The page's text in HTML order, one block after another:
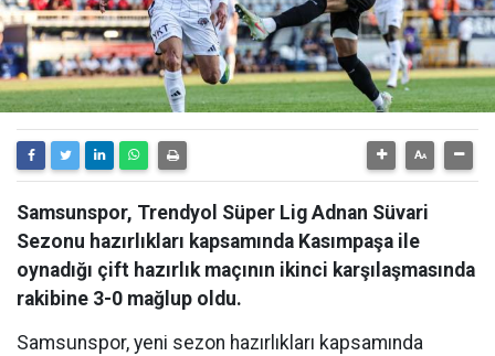
Samsunspor, Trendyol Süper Lig Adnan Süvari
Sezonu hazırlıkları kapsamında Kasımpaşa ile
oynadığı çift hazırlık maçının ikinci karşılaşmasında
rakibine 3-0 mağlup oldu.
Samsunspor, yeni sezon hazırlıkları kapsamında